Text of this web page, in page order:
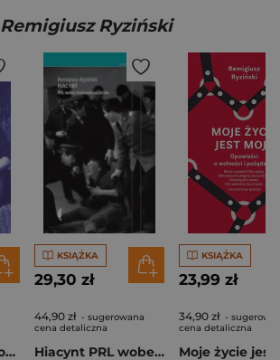
Remigiusz Ryziński
Dziwniejsza historia wyd. 2
KSIĄŻKA
29,30 zł
44,90 zł - sugerowana
cena detaliczna
Hiacynt PRL wobec homoseksualistów
KSIĄŻKA
23,99 zł
34,90 zł -
cena detaliczna